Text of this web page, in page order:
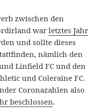
zwischen den
warletztes Jahr
und sollte dieses
nämlich den
Linfield FC und den
und Coleraine FC.
Coronazahlen also
beschlossen.